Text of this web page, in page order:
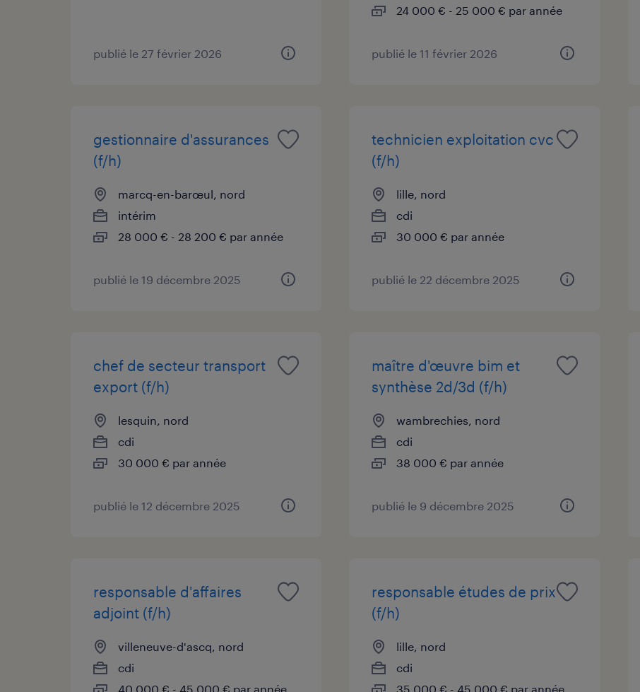
publié le 27 février 2026
24 000 € - 25 000 € par année
publié le 11 février 2026
gestionnaire d'assurances
(f/h)
marcq-en-barœul, nord
intérim
28 000 € - 28 200 € par année
publié le 19 décembre 2025
technicien exploitation cvc
(f/h)
lille, nord
cdi
30 000 € par année
publié le 22 décembre 2025
chef de secteur transport
export (f/h)
lesquin, nord
cdi
30 000 € par année
publié le 12 décembre 2025
maître d'œuvre bim et
synthèse 2d/3d (f/h)
wambrechies, nord
cdi
38 000 € par année
publié le 9 décembre 2025
responsable d'affaires
adjoint (f/h)
villeneuve-d'ascq, nord
cdi
40 000 € - 45 000 € par année
responsable études de prix
(f/h)
lille, nord
cdi
35 000 € - 45 000 € par année